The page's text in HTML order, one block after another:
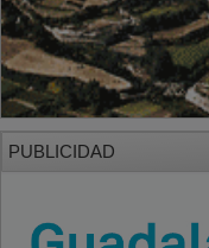
PUBLICIDAD